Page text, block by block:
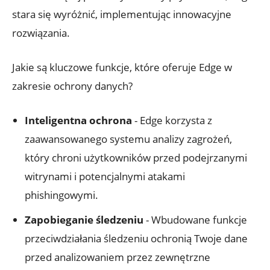
stara się⁣ wyróżnić, implementując innowacyjne
rozwiązania.
Jakie są⁣ kluczowe funkcje, które oferuje Edge w
zakresie ochrony danych?
Inteligentna ochrona -‌ Edge korzysta z
zaawansowanego​ systemu analizy zagrożeń,
który ‌chroni ⁣użytkowników przed podejrzanymi
⁢witrynami ‍i potencjalnymi ‍atakami
phishingowymi.
Zapobieganie ‍śledzeniu -⁤ Wbudowane funkcje
‍przeciwdziałania‍ śledzeniu ochronią Twoje dane
przed analizowaniem przez zewnętrzne